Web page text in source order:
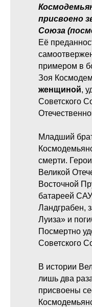
присвоено
Союза
Её
примером в
Зоя
женщиной,
Советского
Младший
смерти.
Великой
Восточной
батареей
Ландграбен,
Луиза» и
Посмертно
Советского
В истории
лишь два
присвоены